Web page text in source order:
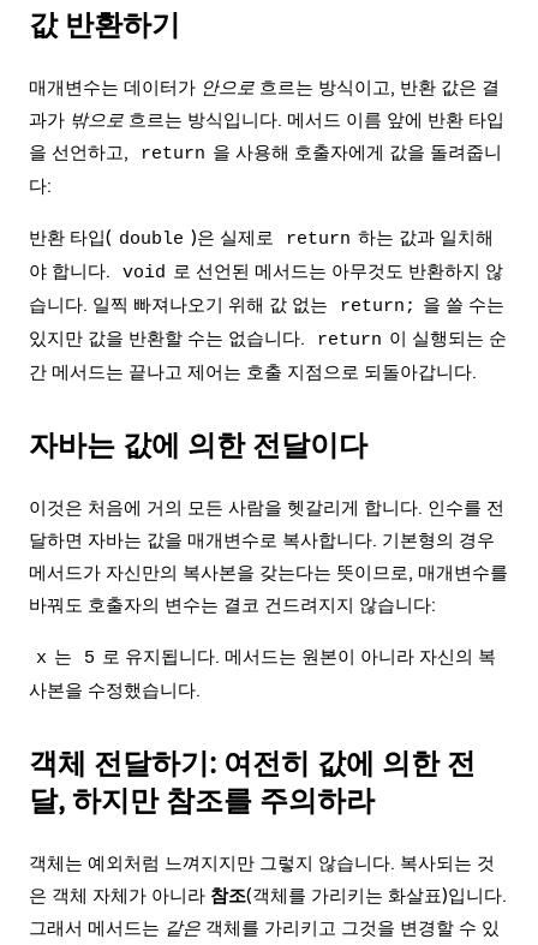
값 반환하기
매개변수는 데이터가 안으로 흐르는 방식이고, 반환 값은 결
과가 밖으로 흐르는 방식입니다. 메서드 이름 앞에 반환 타입
을 선언하고,
return 을 사용해 호출자에게 값을 돌려줍니
다:
반환 타입( double )은 실제로 return 하는 값과 일치해
야 합니다.
void 로 선언된 메서드는 아무것도 반환하지 않
습니다. 일찍 빠져나오기 위해 값 없는
return; 을 쓸 수는
있지만 값을 반환할 수는 없습니다.
return 이 실행되는 순
간 메서드는 끝나고 제어는 호출 지점으로 되돌아갑니다.
자바는 값에 의한 전달이다
이것은 처음에 거의 모든 사람을 헷갈리게 합니다. 인수를 전
달하면 자바는 값을 매개변수로 복사합니다. 기본형의 경우
메서드가 자신만의 복사본을 갖는다는 뜻이므로, 매개변수를
바꿔도 호출자의 변수는 결코 건드려지지 않습니다:
x 는 5 로 유지됩니다. 메서드는 원본이 아니라 자신의 복
사본을 수정했습니다.
객체 전달하기: 여전히 값에 의한 전
달, 하지만 참조를 주의하라
객체는 예외처럼 느껴지지만 그렇지 않습니다. 복사되는 것
은 객체 자체가 아니라 참조(객체를 가리키는 화살표)입니다.
그래서 메서드는 같은 객체를 가리키고 그것을 변경할 수 있